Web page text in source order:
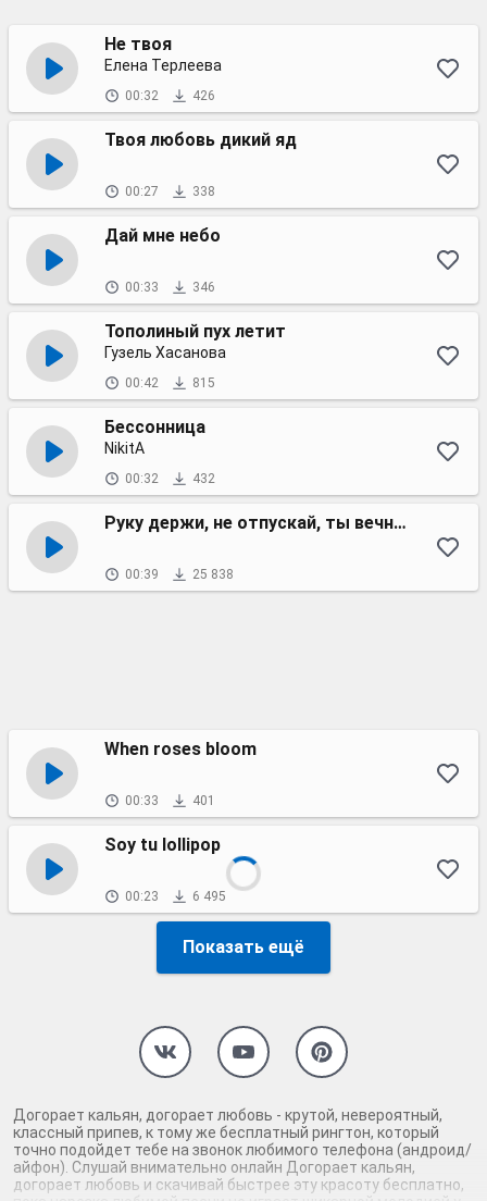
Не твоя
Елена Терлеева
00:32 426
Твоя любовь дикий яд
00:27 338
Дай мне небо
00:33 346
Тополиный пух летит
Гузель Хасанова
00:42 815
Бессонница
NikitA
00:32 432
Руку держи, не отпускай, ты вечность моя
00:39 25 838
When roses bloom
00:33 401
Soy tu lollipop
00:23 6 495
Показать ещё
Догорает кальян, догорает любовь - крутой, невероятный,
классный припев, к тому же бесплатный рингтон, который
точно подойдет тебе на звонок любимого телефона (андроид/
айфон). Слушай внимательно онлайн Догорает кальян,
догорает любовь и скачивай быстрее эту красоту бесплатно,